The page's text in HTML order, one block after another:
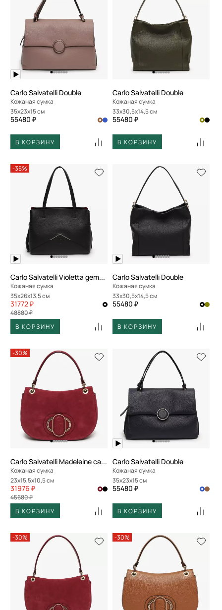
Carlo Salvatelli Double
Кожаная сумка
35x23x15 см
55480 ₽
В КОРЗИНУ
Carlo Salvatelli Double
Кожаная сумка
33x30,5x14,5 см
55480 ₽
В КОРЗИНУ
-35%
Carlo Salvatelli Violetta gemma
Кожаная сумка
35x26x13,5 см
31772 ₽
48880 ₽
В КОРЗИНУ
Carlo Salvatelli Double
Кожаная сумка
33x30,5x14,5 см
55480 ₽
В КОРЗИНУ
-30%
Carlo Salvatelli Madeleine camoscio
Кожаная сумка
23x15,5x10,5 см
31976 ₽
45680 ₽
В КОРЗИНУ
Carlo Salvatelli Double
Кожаная сумка
35x23x15 см
55480 ₽
В КОРЗИНУ
-30% -30%